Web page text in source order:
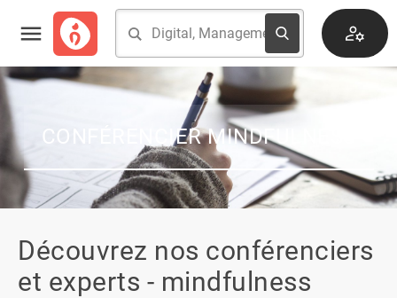
CONFÉRENCIER MINDFULNESS
Découvrez nos conférenciers
et experts - mindfulness